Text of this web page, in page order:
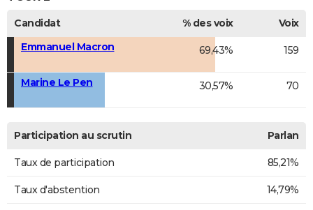
Bricolage
Culture
Television
Voyage
Candidat % des voix
Voix
Emmanuel Macron
69,43% 159
Marine Le Pen 30,57% 70
Participation au scrutin Parlan
Taux de participation 85,21%
Taux d'abstention 14,79%